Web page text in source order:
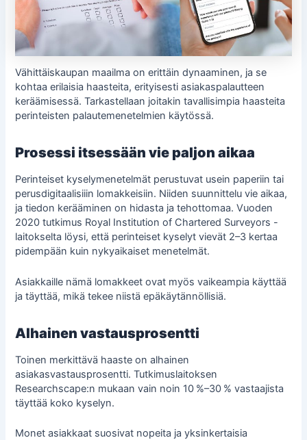
Vähittäiskaupan maailma on erittäin dynaaminen, ja se
kohtaa erilaisia haasteita, erityisesti asiakaspalautteen
keräämisessä. Tarkastellaan joitakin tavallisimpia haasteita
perinteisten palautemenetelmien käytössä.
Prosessi itsessään vie paljon aikaa
Perinteiset kyselymenetelmät perustuvat usein paperiin tai
perusdigitaalisiiin lomakkeisiin. Niiden suunnittelu vie aikaa,
ja tiedon kerääminen on hidasta ja tehottomaa. Vuoden
2020 tutkimus Royal Institution of Chartered Surveyors -
laitokselta löysi, että perinteiset kyselyt vievät 2–3 kertaa
pidempään kuin nykyaikaiset menetelmät.
Asiakkaille nämä lomakkeet ovat myös vaikeampia käyttää
ja täyttää, mikä tekee niistä epäkäytännöllisiä.
Alhainen vastausprosentti
Toinen merkittävä haaste on alhainen
asiakasvastausprosentti. Tutkimuslaitoksen
Researchscape:n mukaan vain noin 10 %–30 % vastaajista
täyttää koko kyselyn.
Monet asiakkaat suosivat nopeita ja yksinkertaisia